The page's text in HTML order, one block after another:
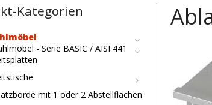
Kategorien
- Serie BASIC / AISI 441
mit 1 oder 2 Abstellflächen